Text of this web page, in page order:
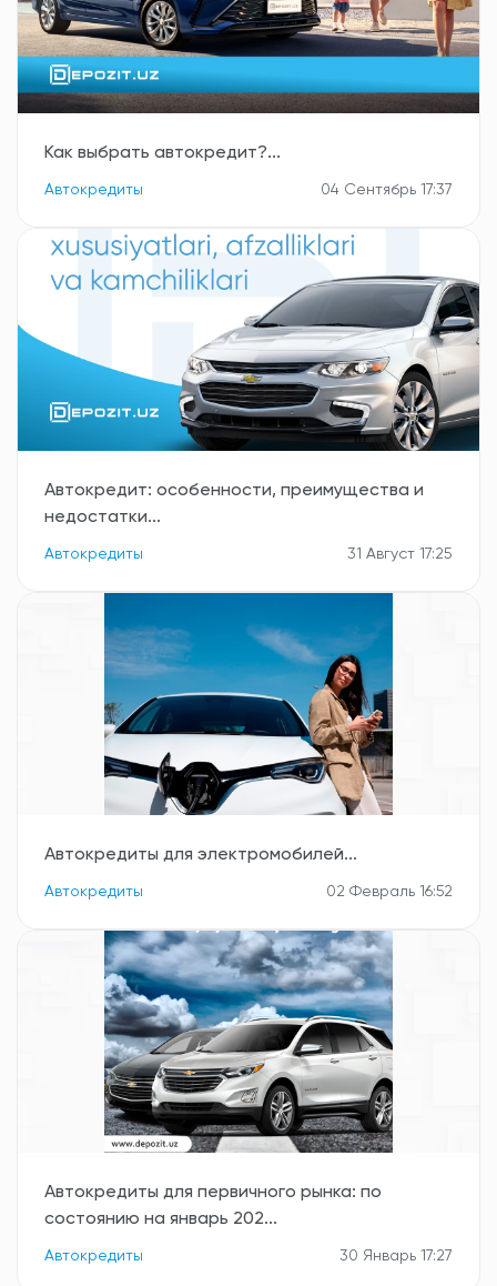
Как выбрать автокредит?...
Автокредиты 04 Сентябрь 17:37
Автокредит: особенности, преимущества и
недостатки...
Автокредиты 31 Август 17:25
Автокредиты для электромобилей...
Автокредиты 02 Февраль 16:52
Автокредиты для первичного рынка: по
состоянию на январь 202...
Автокредиты 30 Январь 17:27